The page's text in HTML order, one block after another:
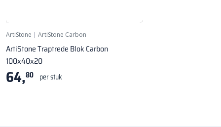
ArtiStone | ArtiStone Carbon
ArtiStone Traptrede Blok Carbon
100x40x20
64,80 per stuk